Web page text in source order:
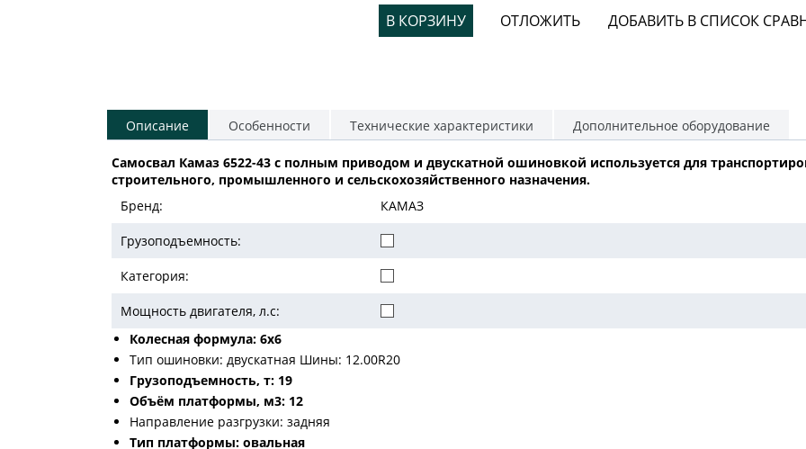
В КОРЗИНУ ОТЛОЖИТЬ ДОБАВИТЬ В СПИСОК
Описание Особенности Технические характеристики Дополнительное оборудование
Самосвал Камаз 6522-43 с полным приводом и двускатной ошиновкой используется для
строительного, промышленного и сельскохозяйственного назначения.
Бренд:
КАМАЗ
Грузоподъемность:
Категория:
Мощность двигателя, л.с:
Колесная формула: 6х6
Тип ошиновки: двускатная Шины: 12.00R20
Грузоподъемность, т: 19
Объём платформы, м3: 12
Направление разгрузки: задняя
Тип платформы: овальная